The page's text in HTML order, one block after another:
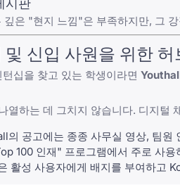
시판
은 "현지 느낌"은 부족하지만, 그
신입 사원을 위한 허
십을 찾고 있는 학생이라면
열하는 데 그치지 않습니다. 디지털
의 공고에는 종종 사무실 영상, 팀원
100 인재" 프로그램에서 주로 사용
활성 사용자에게 배지를 부여하고